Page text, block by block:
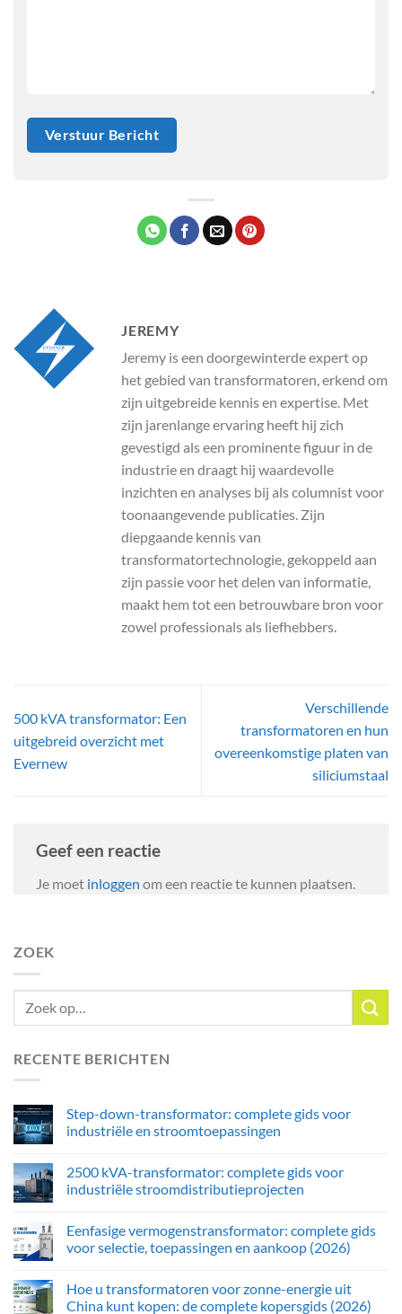
JEREMY
Jeremy is een doorgewinterde expert op
het gebied van transformatoren, erkend om
zijn uitgebreide kennis en expertise. Met
zijn jarenlange ervaring heeft hij zich
gevestigd als een prominente figuur in de
industrie en draagt hij waardevolle
inzichten en analyses bij als columnist voor
toonaangevende publicaties. Zijn
diepgaande kennis van
transformatortechnologie, gekoppeld aan
zijn passie voor het delen van informatie,
maakt hem tot een betrouwbare bron voor
zowel professionals als liefhebbers.
500 kVA transformator: Een
uitgebreid overzicht met
Evernew
Verschillende
transformatoren en hun
overeenkomstige platen van
siliciumstaal
Geef een reactie
Je moet inloggen om een reactie te kunnen plaatsen.
ZOEK
RECENTE BERICHTEN
Step-down-transformator: complete gids voor
industriële en stroomtoepassingen
2500 kVA-transformator: complete gids voor
industriële stroomdistributieprojecten
Eenfasige vermogenstransformator: complete gids
voor selectie, toepassingen en aankoop (2026)
Hoe u transformatoren voor zonne-energie uit
China kunt kopen: de complete kopersgids (2026)